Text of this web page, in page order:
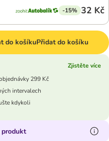
-15% 32 Kč
do košíkuPřidat do košíku
Zjistěte více
299 Kč
intervalech
kdykoli